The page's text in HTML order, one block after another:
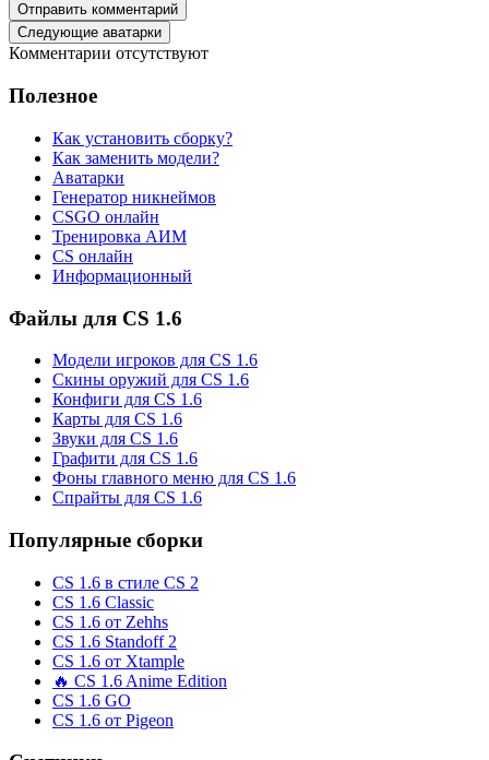
Отправить комментарий
Следующие аватарки
Комментарии отсутствуют
Полезное
Как установить сборку?
Как заменить модели?
Аватарки
Генератор никнеймов
CSGO онлайн
Тренировка АИМ
CS онлайн
Информационный
Файлы для CS 1.6
Модели игроков для CS 1.6
Скины оружий для CS 1.6
Конфиги для CS 1.6
Карты для CS 1.6
Звуки для CS 1.6
Графити для CS 1.6
Фоны главного меню для CS 1.6
Спрайты для CS 1.6
Популярные сборки
CS 1.6 в стиле CS 2
CS 1.6 Classic
CS 1.6 от Zehhs
CS 1.6 Standoff 2
CS 1.6 от Xtample
🔥 CS 1.6 Anime Edition
CS 1.6 GO
CS 1.6 от Pigeon